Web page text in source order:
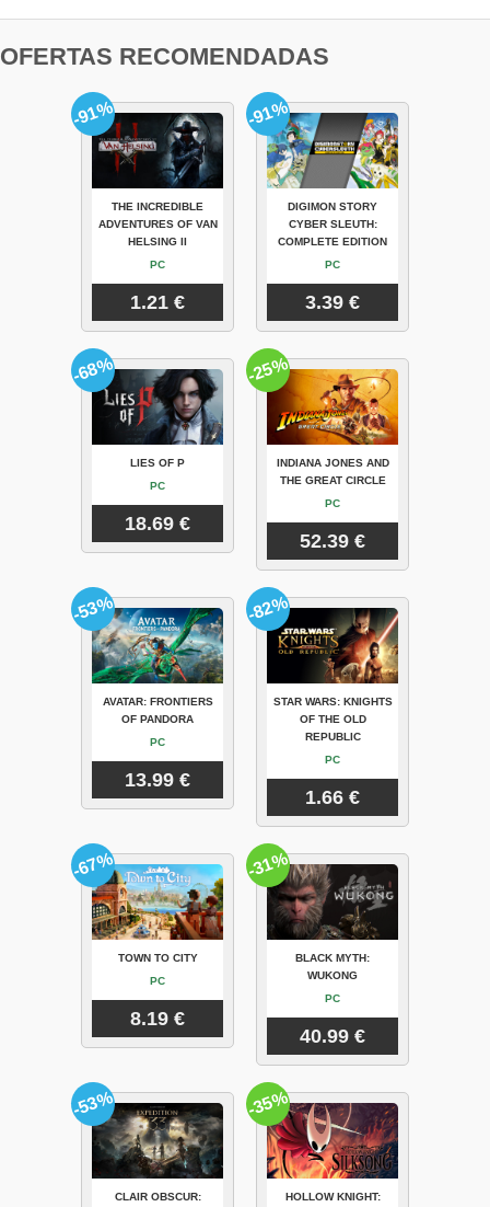
OFERTAS RECOMENDADAS
THE INCREDIBLE
ADVENTURES OF VAN
HELSING II
PC
1.21 €
-91%
DIGIMON STORY
CYBER SLEUTH:
COMPLETE EDITION
PC
3.39 €
-91%
LIES OF P
PC
18.69 €
-68%
INDIANA JONES AND
THE GREAT CIRCLE
PC
52.39 €
-25%
AVATAR: FRONTIERS
OF PANDORA
PC
13.99 €
-53%
STAR WARS: KNIGHTS
OF THE OLD
REPUBLIC
PC
1.66 €
-82%
TOWN TO CITY
PC
8.19 €
-67%
BLACK MYTH:
WUKONG
PC
40.99 €
-31%
CLAIR OBSCUR:
-53%
HOLLOW KNIGHT:
-35%